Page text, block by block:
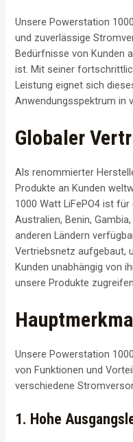
Unsere Powerstation
und zuverlässige
Bedürfnisse von Kunden
ist. Mit seiner
Leistung eignet sich
Anwendungsspektrum in
Globaler
Als renommierter
Produkte an Kunden
1000 Watt LiFePO4 ist
Australien, Benin,
anderen Ländern
Vertriebsnetz aufgebaut,
Kunden unabhängig von
unsere Produkte
Unsere Powerstation
von Funktionen und
verschiedene
1. Hohe